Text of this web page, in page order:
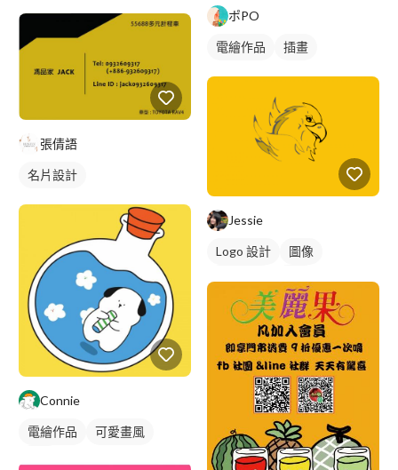
張倩語
名片設計
Connie
電繪作品
可愛畫風
ポPO
電繪作品 插畫
Jessie
Logo 設計
圖像